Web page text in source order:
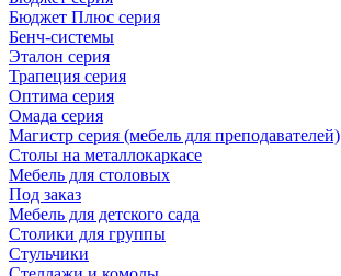
Бюджет Плюс серия
Бенч-системы
Эталон серия
Трапеция серия
Оптима серия
Омада серия
Магистр серия (мебель для преподавателей)
Столы на металлокаркасе
Мебель для столовых
Под заказ
Мебель для детского сада
Столики для группы
Стульчики